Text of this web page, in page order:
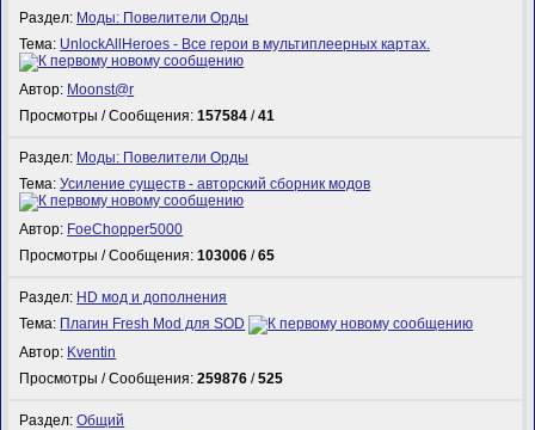
Раздел: Моды: Повелители Орды
Тема: UnlockAllHeroes - Все герои в мультиплеерных картах.
Автор: Mооnst@r
Просмотры / Сообщения:157584 /41
Раздел: Моды: Повелители Орды
Тема:Усиление существ - авторский сборник модов
Автор: FoeChopper5000
Просмотры / Сообщения:103006 /65
Раздел: HD мод и дополнения
Тема: Плагин Fresh Mod для SOD
Автор: Kventin
Просмотры / Сообщения:259876 /525
Раздел:Общий